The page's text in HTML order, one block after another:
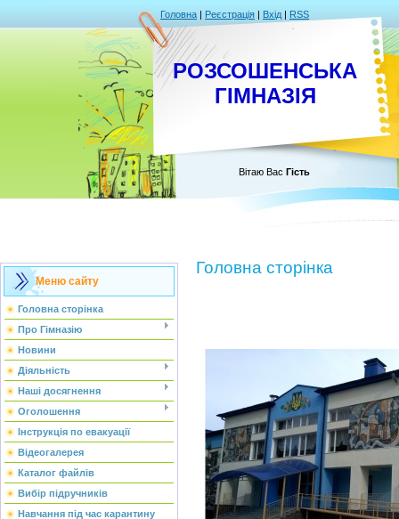
Головна | Реєстрація | Вхід | RSS
РОЗСОШЕНСЬКА
ГІМНАЗІЯ
Вітаю Вас Гість
Меню сайту
Головна сторінка
Про Гімназію
Новини
Діяльність
Наші досягнення
Оголошення
Інструкція по евакуації
Відеогалерея
Каталог файлів
Вибір підручників
Навчання під час карантину
Головна сторінка